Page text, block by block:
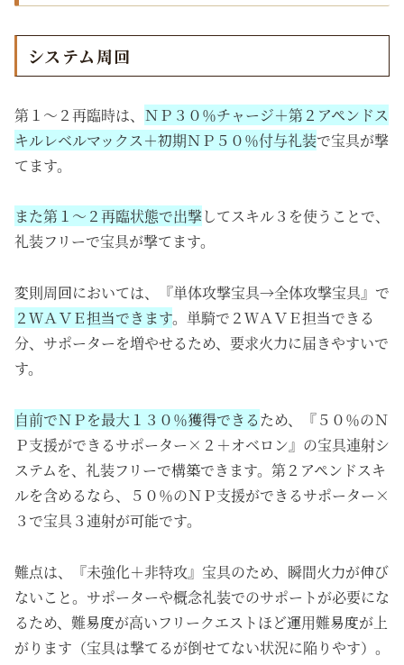
システム周回
第１～２再臨時は、 ＮＰ３０％チャージ＋第２アペンドス
キルレベルマックス＋初期ＮＰ５０％付与礼装で宝具が撃
てます。
また第１～２再臨状態で出撃してスキル３を使うことで、
礼装フリーで宝具が撃てます。
変則周回においては、『単体攻撃宝具→全体攻撃宝具』で
２ＷＡＶＥ担当できます。単騎で２ＷＡＶＥ担当できる
分、サポーターを増やせるため、要求火力に届きやすいで
す。
自前でＮＰを最大１３０％獲得できるため、『５０％のＮ
Ｐ支援ができるサポーター×２＋オベロン』の宝具連射シ
ステムを、礼装フリーで構築できます。第２アペンドスキ
ルを含めるなら、５０％のＮＰ支援ができるサポーター×
３で宝具３連射が可能です。
難点は、『未強化＋非特攻』宝具のため、瞬間火力が伸び
ないこと。サポーターや概念礼装でのサポートが必要にな
るため、難易度が高いフリークエストほど運用難易度が上
がります（宝具は撃てるが倒せてない状況に陥りやす）。